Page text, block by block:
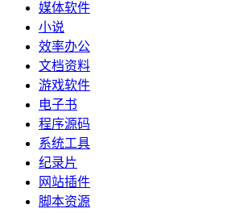
媒体软件
小说
效率办公
文档资料
游戏软件
电子书
程序源码
系统工具
纪录片
网站插件
脚本资源